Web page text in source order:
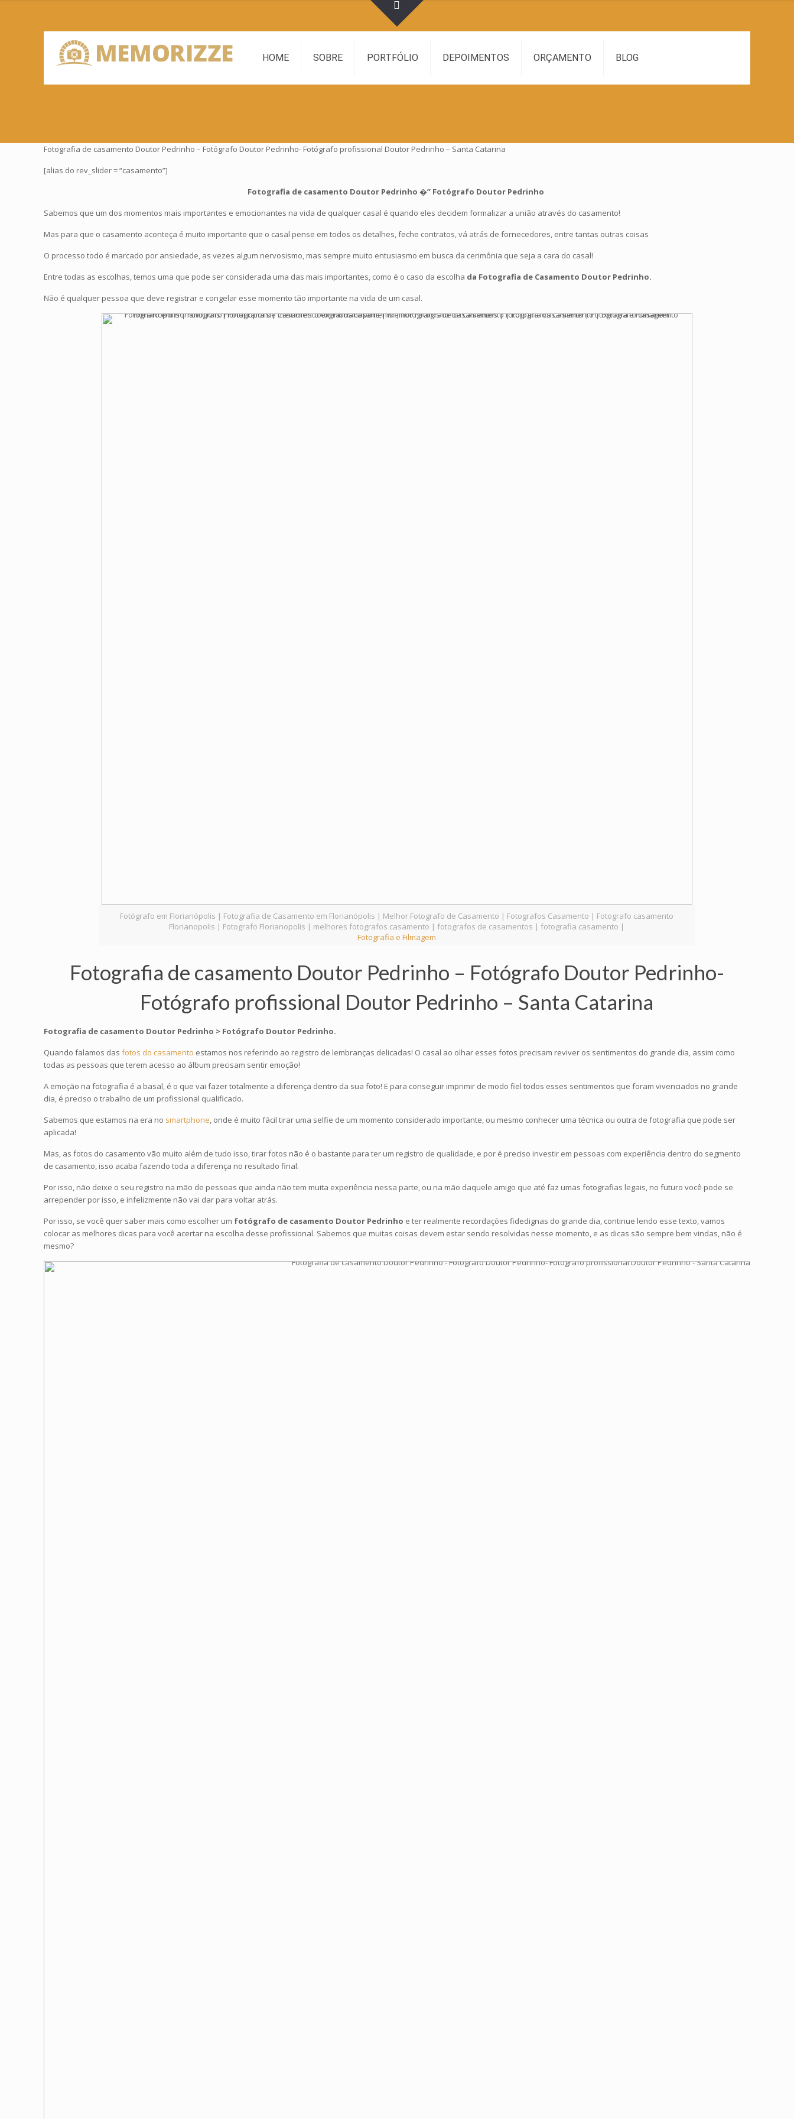
HOME SOBRE PORTFÓLIO DEPOIMENTOS ORÇAMENTO BLOG
Fotografia de casamento Doutor Pedrinho – Fotógrafo Doutor Pedrinho- Fotógrafo profissional Doutor Pedrinho – Santa Catarina
[alias do rev_slider = “casamento”]
Fotografia de casamento Doutor Pedrinho �” Fotógrafo Doutor Pedrinho
Sabemos que um dos momentos mais importantes e emocionantes na vida de qualquer casal é quando eles decidem formalizar a união através do casamento!
Mas para que o casamento aconteça é muito importante que o casal pense em todos os detalhes, feche contratos, vá atrás de fornecedores, entre tantas outras coisas
O processo todo é marcado por ansiedade, as vezes algum nervosismo, mas sempre muito entusiasmo em busca da cerimônia que seja a cara do casal!
Entre todas as escolhas, temos uma que pode ser considerada uma das mais importantes, como é o caso da escolha da Fotografia de Casamento Doutor Pedrinho.
Não é qualquer pessoa que deve registrar e congelar esse momento tão importante na vida de um casal.
Fotógrafo em Florianópolis | Fotografia de Casamento em Florianópolis | Melhor Fotografo de Casamento | Fotografos Casamento | Fotografo casamento
Florianopolis | Fotografo Florianopolis | melhores fotografos casamento | fotografos de casamentos | fotografia casamento |
Fotografia e Filmagem
Fotografia de casamento Doutor Pedrinho – Fotógrafo Doutor Pedrinho-
Fotógrafo profissional Doutor Pedrinho – Santa Catarina
Fotografia de casamento Doutor Pedrinho > Fotógrafo Doutor Pedrinho.
Quando falamos dasfotos do casamento estamos nos referindo ao registro de lembranças delicadas! O casal ao olhar esses fotos precisam reviver os sentimentos do grande dia, assim como
todas as pessoas que terem acesso ao álbum precisam sentir emoção!
A emoção na fotografia é a basal, é o que vai fazer totalmente a diferença dentro da sua foto! E para conseguir imprimir de modo fiel todos esses sentimentos que foram vivenciados no grande
dia, é preciso o trabalho de um profissional qualificado.
Sabemos que estamos na era no smartphone, onde é muito fácil tirar uma selfie de um momento considerado importante, ou mesmo conhecer uma técnica ou outra de fotografia que pode ser
aplicada!
Mas, as fotos do casamento vão muito além de tudo isso, tirar fotos não é o bastante para ter um registro de qualidade, e por é preciso investir em pessoas com experiência dentro do segmento
de casamento, isso acaba fazendo toda a diferença no resultado final.
Por isso, não deixe o seu registro na mão de pessoas que ainda não tem muita experiência nessa parte, ou na mão daquele amigo que até faz umas fotografias legais, no futuro você pode se
arrepender por isso, e infelizmente não vai dar para voltar atrás.
Por isso, se você quer saber mais como escolher um fotógrafo de casamento Doutor Pedrinho e ter realmente recordações fidedignas do grande dia, continue lendo esse texto, vamos
colocar as melhores dicas para você acertar na escolha desse profissional. Sabemos que muitas coisas devem estar sendo resolvidas nesse momento, e as dicas são sempre bem vindas, não é
mesmo?